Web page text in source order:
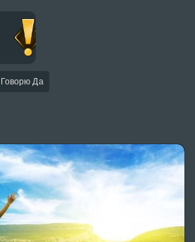
Говорю Да